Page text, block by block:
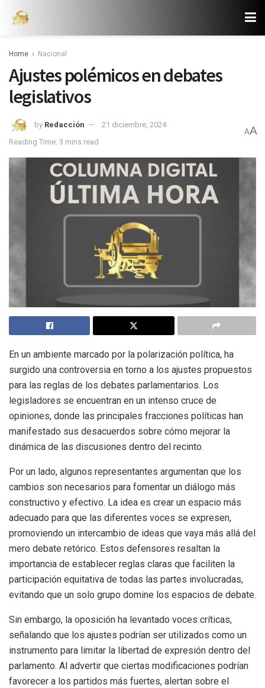
Home Nacional
Ajustes polémicos en debates
legislativos
by Redacción
21 diciembre, 2024
Reading Time: 3 mins read
AA
En un ambiente marcado por la polarización política, ha
surgido una controversia en torno a los ajustes propuestos
para las reglas de los debates parlamentarios. Los
legisladores se encuentran en un intenso cruce de
opiniones, donde las principales fracciones políticas han
manifestado sus desacuerdos sobre cómo mejorar la
dinámica de las discusiones dentro del recinto.
Por un lado, algunos representantes argumentan que los
cambios son necesarios para fomentar un diálogo más
constructivo y efectivo. La idea es crear un espacio más
adecuado para que las diferentes voces se expresen,
promoviendo un intercambio de ideas que vaya más allá del
mero debate retórico. Estos defensores resaltan la
importancia de establecer reglas claras que faciliten la
participación equitativa de todas las partes involucradas,
evitando que un solo grupo domine los espacios de debate.
Sin embargo, la oposición ha levantado voces críticas,
señalando que los ajustes podrían ser utilizados como un
instrumento para limitar la libertad de expresión dentro del
parlamento. Al advertir que ciertas modificaciones podrían
favorecer a los partidos más fuertes, alertan sobre el